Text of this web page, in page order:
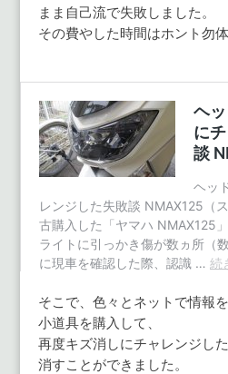
まま自己流で失敗しました。
その費やした時間はホント勿
そこで、色々とネットで情報
小道具を購入して、
再度キズ消しにチャレンジし
消すことができました。